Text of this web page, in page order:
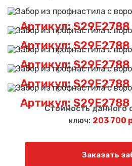
Артикул: S29E2788
Артикул: S29E2788
Артикул: S29E2788
Артикул: S29E2788
Артикул: S29E2788
Стоимость данного
ключ: 203 700
Заказать